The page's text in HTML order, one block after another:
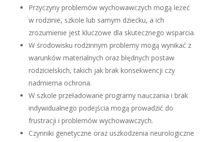
Przyczyny problemów wychowawczych mogą leżeć
w rodzinie, szkole lub samym dziecku, a ich
zrozumienie jest kluczowe dla skutecznego wsparcia.
W środowisku rodzinnym problemy mogą wynikać z
warunków materialnych oraz błędnych postaw
rodzicielskich, takich jak brak konsekwencji czy
nadmierna ochrona.
W szkole przeładowane programy nauczania i brak
indywidualnego podejścia mogą prowadzić do
frustracji i problemów wychowawczych.
Czynniki genetyczne oraz uszkodzenia neurologiczne